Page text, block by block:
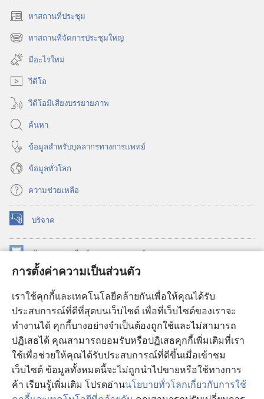
การตั้งค่าความเป็นส่วนตัว
เราใช้คุกกี้และเทคโนโลยีคล้ายกันเพื่อให้คุณได้รับ
ประสบการณ์ที่ดีที่สุดบนเว็บไซต์ เพื่อที่เว็บไซต์ของเราจะ
ทำงานได้ คุกกี้บางอย่างจำเป็นต้องถูกใช้และไม่สามารถ
ปฏิเสธได้ คุณสามารถยอมรับหรือปฏิเสธคุกกี้เพิ่มเติมที่เรา
ใช้เพื่อช่วยให้คุณได้รับประสบการณ์ที่ดีขึ้นเมื่อเข้าชม
เว็บไซต์ ข้อมูลทั้งหมดนี้จะไม่ถูกนำไปขายหรือใช้ทางการ
ค้า เรียนรู้เพิ่มเติม โปรดอ่านนโยบายทั่วโลกเกี่ยวกับการใช้
หาสถานที่ประชุม
(เปิด
หน้าต่างหาสถานที่จัดการประชุมใหญ่
(เปิด
หน้าต่าง
ใหม่)
มีอะไรใหม่
วีดีโอ
วีดีโอมีเสียงบรรยายภาพ
ค้นหา
ข้อมูล​สำหรับ​บุคลากร​ทาง​การ​แพทย์
ข้อมูล​ทั่ว​โลก
ความช่วยเหลือ
บริจาค
(เปิด
หน้าต่าง
ใหม่) ห้องสมุดออนไลน์ของวอชเทาเวอร์
หน้าต่าง
®
หน้าต่าง
ใหม่) JW Library®
ห้องสมุดว็อชเทาเวอร์ ®
Copyright© 2026 Watch Tower Bible and Tract Society of Pennsylvania.